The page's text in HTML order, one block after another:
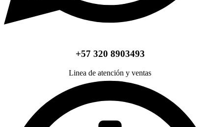
+57 320 8903493
Linea de atención y ventas